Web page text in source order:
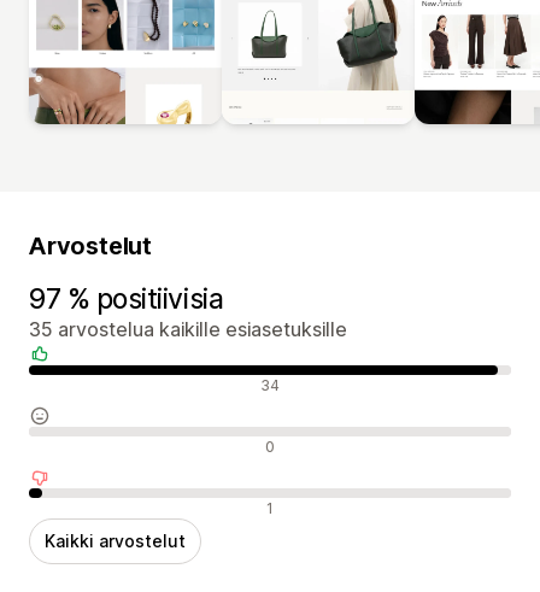
Arvostelut
97 % positiivisia
35 arvostelua kaikille esiasetuksille
Positiiviset arvostelut 34
Neutraalit arvostelut 0
Negatiiviset arvostelut 1
Kaikki arvostelut